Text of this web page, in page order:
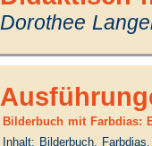
Dorothee
Bilderbuch mit Farbdias:
Inhalt: Bilderbuch,